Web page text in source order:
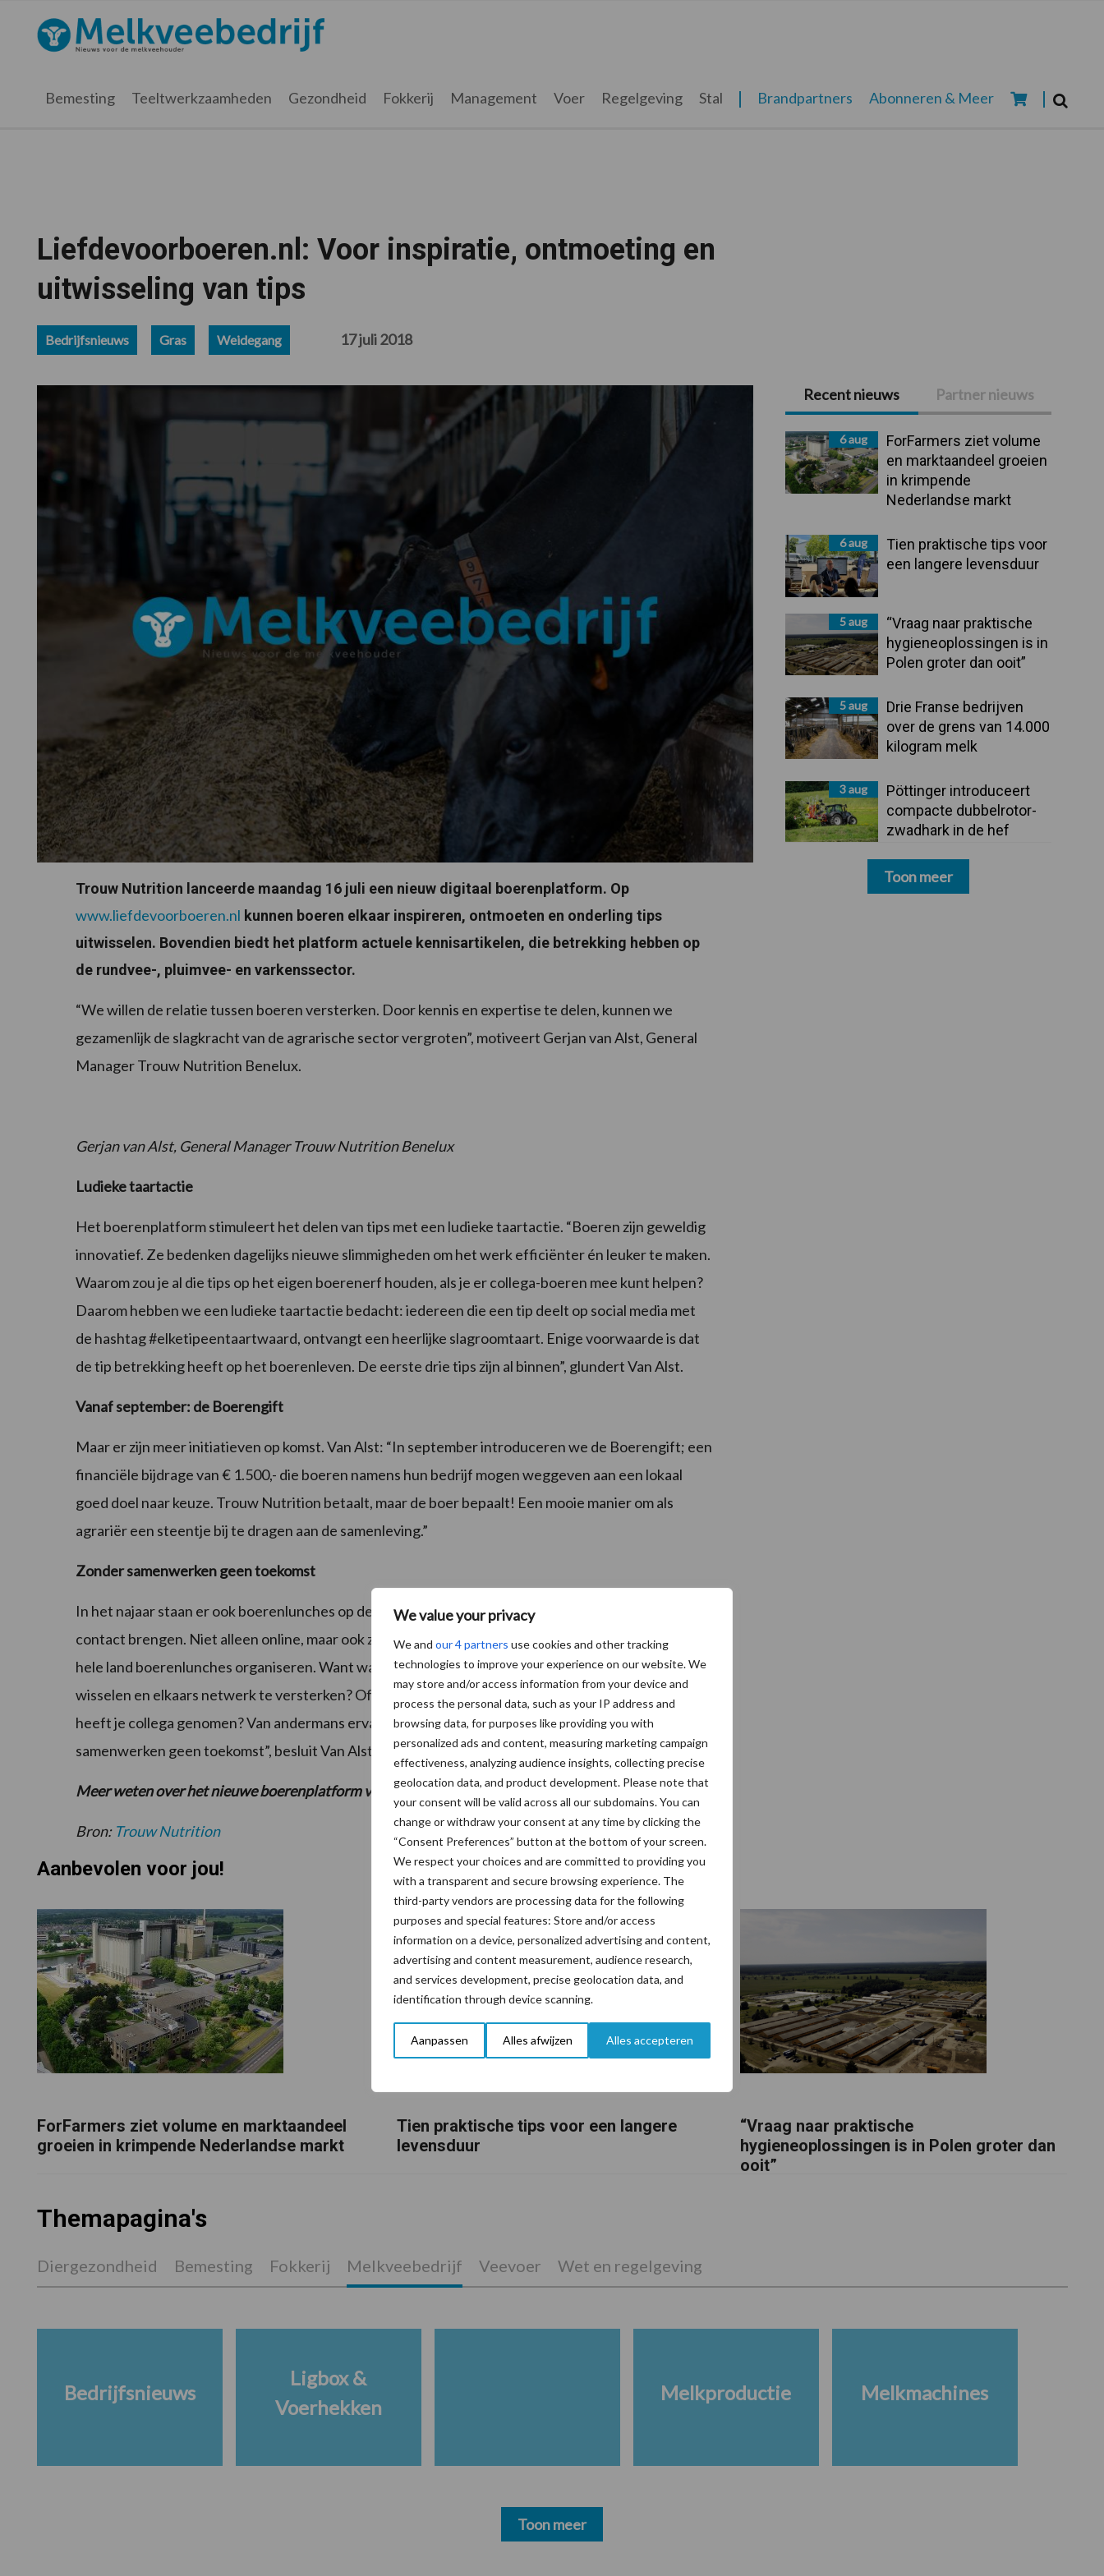
We value your privacy
We and our 4 partners use cookies and other tracking
technologies to improve your experience on our website. We
may store and/or access information from your device and
process the personal data, such as your IP address and
browsing data, for purposes like providing you with
personalized ads and content, measuring marketing campaign
effectiveness, analyzing audience insights, collecting precise
geolocation data, and product development. Please note that
your consent will be valid across all our subdomains. You can
change or withdraw your consent at any time by clicking the
“Consent Preferences” button at the bottom of your screen.
We respect your choices and are committed to providing you
with a transparent and secure browsing experience. The
third-party vendors are processing data for the following
purposes and special features: Store and/or access
information on a device, personalized advertising and content,
advertising and content measurement, audience research,
and services development, precise geolocation data, and
identification through device scanning.
Aanpassen Alles afwijzen Alles accepteren
hoofdnavigatie
hoofd
eerste
voettekst
Melkveebedrijf.nl
Bemesting Teeltwerkzaamheden Gezondheid Fokkerij Management Voer Regelgeving Stal Brandpartners Abonneren & Meer
Liefdevoorboeren.nl: Voor inspiratie, ontmoeting en
uitwisseling van tips
Bedrijfsnieuws Gras Weidegang 17 juli 2018
Trouw Nutrition lanceerde maandag 16 juli een nieuw digitaal boerenplatform. Op
www.liefdevoorboeren.nl kunnen boeren elkaar inspireren, ontmoeten en onderling tips
uitwisselen. Bovendien biedt het platform actuele kennisartikelen, die betrekking hebben op
de rundvee-, pluimvee- en varkenssector.
“We willen de relatie tussen boeren versterken. Door kennis en expertise te delen, kunnen we
gezamenlijk de slagkracht van de agrarische sector vergroten”, motiveert Gerjan van Alst, General
Manager Trouw Nutrition Benelux.
Gerjan van Alst, General Manager Trouw Nutrition Benelux
Ludieke taartactie
Het boerenplatform stimuleert het delen van tips met een ludieke taartactie. “Boeren zijn geweldig
innovatief. Ze bedenken dagelijks nieuwe slimmigheden om het werk efficiënter én leuker te maken.
Waarom zou je al die tips op het eigen boerenerf houden, als je er collega-boeren mee kunt helpen?
Daarom hebben we een ludieke taartactie bedacht: iedereen die een tip deelt op social media met
de hashtag #elketipeentaartwaard, ontvangt een heerlijke slagroomtaart. Enige voorwaarde is dat
de tip betrekking heeft op het boerenleven. De eerste drie tips zijn al binnen”, glundert Van Alst.
Vanaf september: de Boerengift
Maar er zijn meer initiatieven op komst. Van Alst: “In september introduceren we de Boerengift; een
financiële bijdrage van € 1.500,- die boeren namens hun bedrijf mogen weggeven aan een lokaal
goed doel naar keuze. Trouw Nutrition betaalt, maar de boer bepaalt! Een mooie manier om als
agrariër een steentje bij te dragen aan de samenleving.”
Zonder samenwerken geen toekomst
In het najaar staan er ook boerenlunches op de agenda. “We willen boeren graag met elkaar in
contact brengen. Niet alleen online, maar ook zeker op het boerenerf. Daarom gaan we door het
hele land boerenlunches organiseren. Want wat is er nu waardevoller om aan tafel ideeën uit te
wisselen en elkaars netwerk te versterken? Of kijk naar nieuwe wetgeving: welke maatregelen
heeft je collega genomen? Van andermans ervaringen word je als ondernemer wijzer. Zonder
samenwerken geen toekomst”, besluit Van Alst.
Meer weten over het nieuwe boerenplatform van Trouw Nutrition? Kijk opwww.liefdevoorboeren.nl
Bron: Trouw Nutrition
Primaire
Sidebar
Recent nieuws Partner nieuws
6 aug
ForFarmers ziet volume
en marktaandeel groeien
in krimpende
Nederlandse markt
6 aug
Tien praktische tips voor
een langere levensduur
5 aug
“Vraag naar praktische
hygieneoplossingen is in
Polen groter dan ooit”
5 aug
Drie Franse bedrijven
over de grens van 14.000
kilogram melk
3 aug
Pöttinger introduceert
compacte dubbelrotor-
zwadhark in de hef
Toon meer
Aanbevolen voor jou!
ForFarmers ziet volume en marktaandeel
groeien in krimpende Nederlandse markt
Tien praktische tips voor een langere
levensduur
“Vraag naar praktische
hygieneoplossingen is in Polen groter dan
ooit”
Themapagina's
Diergezondheid Bemesting Fokkerij Melkveebedrijf Veevoer Wet en regelgeving
Bedrijfsnieuws
Ligbox &
Voerhekken
Melkproductie Melkmachines
Toon meer